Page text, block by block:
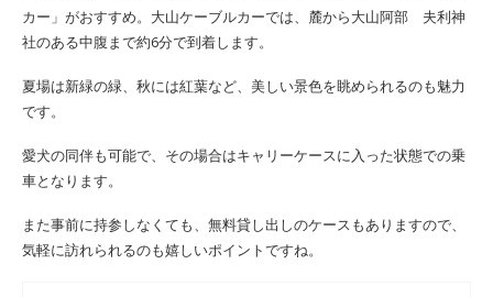
カー」がおすすめ。大山ケーブルカーでは、麓から大山阿部 夫利神
社のある中腹まで約6分で到着します。
夏場は新緑の緑、秋には紅葉など、美しい景色を眺められるのも魅力
です。
愛犬の同伴も可能で、その場合はキャリーケースに入った状態での乗
車となります。
また事前に持参しなくても、無料貸し出しのケースもありますので、
気軽に訪れられるのも嬉しいポイントですね。